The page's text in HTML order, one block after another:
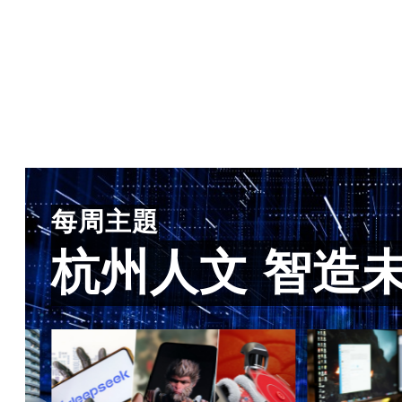
每周主題
杭州人文 智造